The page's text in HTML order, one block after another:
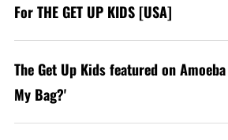
For THE GET UP KIDS [USA]
The Get Up Kids featured on
My Bag?'